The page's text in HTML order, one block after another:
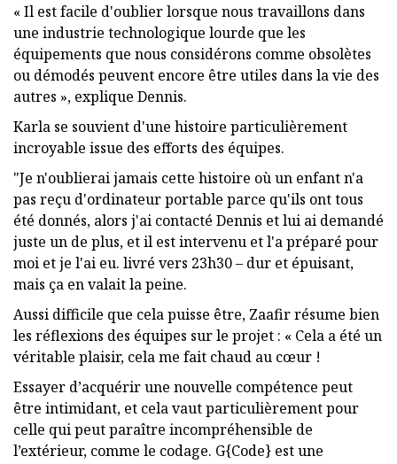
« Il est facile d'oublier lorsque nous travaillons dans
une industrie technologique lourde que les
équipements que nous considérons comme obsolètes
ou démodés peuvent encore être utiles dans la vie des
autres », explique Dennis.
Karla se souvient d'une histoire particulièrement
incroyable issue des efforts des équipes.
"Je n'oublierai jamais cette histoire où un enfant n'a
pas reçu d'ordinateur portable parce qu'ils ont tous
été donnés, alors j'ai contacté Dennis et lui ai demandé
juste un de plus, et il est intervenu et l'a préparé pour
moi et je l'ai eu. livré vers 23h30 – dur et épuisant,
mais ça en valait la peine.
Aussi difficile que cela puisse être, Zaafir résume bien
les réflexions des équipes sur le projet : « Cela a été un
véritable plaisir, cela me fait chaud au cœur !
Essayer d’acquérir une nouvelle compétence peut
être intimidant, et cela vaut particulièrement pour
celle qui peut paraître incompréhensible de
l’extérieur, comme le codage. G{Code} est une